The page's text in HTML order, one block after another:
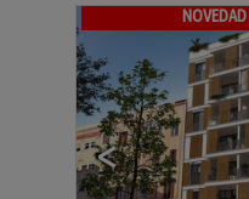
NOVEDAD
<